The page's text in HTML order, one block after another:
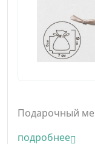
Подарочный
подробнее